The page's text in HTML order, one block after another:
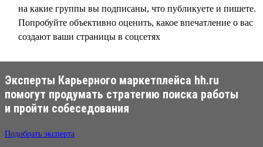
на какие группы вы подписаны, что публикуете и пишете.
Попробуйте объективно оценить, какое впечатление о вас
создают ваши страницы в соцсетях
Эксперты Карьерного маркетплейса hh.ru
помогут продумать стратегию поиска работы
и пройти собеседования
Подобрать эксперта